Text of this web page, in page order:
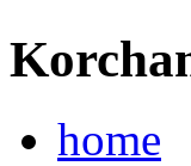
home